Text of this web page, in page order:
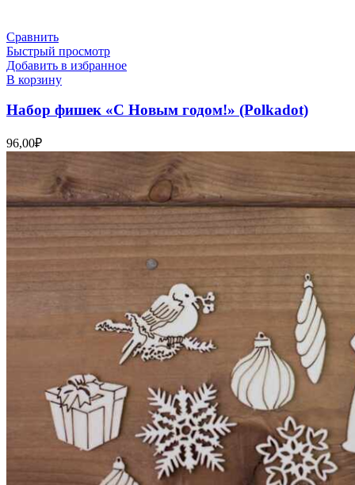
Сравнить
Быстрый просмотр
Добавить в избранное
В корзину
Набор фишек «С Новым годом!» (Polkadot)
96,00₽